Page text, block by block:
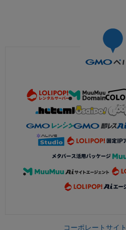
コーポレートサイト